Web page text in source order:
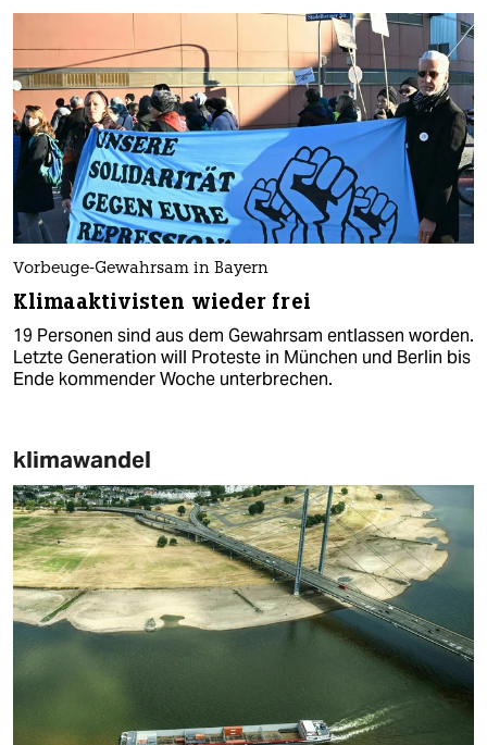
Vorbeuge-Gewahrsam in Bayern
Klimaaktivisten wieder frei
19 Personen sind aus dem Gewahrsam entlassen worden.
Letzte Generation will Proteste in München und Berlin bis
Ende kommender Woche unterbrechen.
klimawandel